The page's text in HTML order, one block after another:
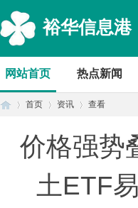
裕华信息港
网站首页 热点新闻
首页 资讯 查看
价格强势
土ETF